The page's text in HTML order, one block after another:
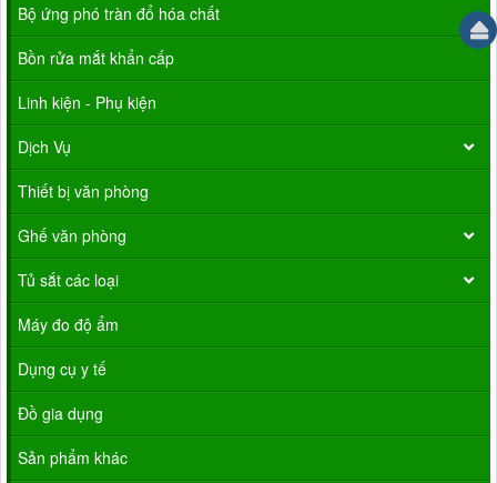
Bộ ứng phó tràn đổ hóa chất
Bồn rửa mắt khẩn cấp
Linh kiện - Phụ kiện
Dịch Vụ
Thiết bị văn phòng
Ghế văn phòng
Tủ sắt các loại
Máy đo độ ẩm
Dụng cụ y tế
Đồ gia dụng
Sản phẩm khác